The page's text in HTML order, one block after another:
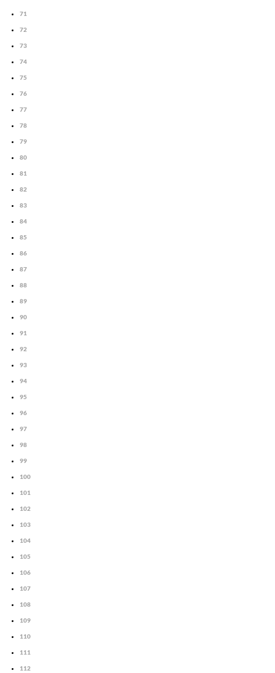
71
72
73
74
75
76
77
78
79
80
81
82
83
84
85
86
87
88
89
90
91
92
93
94
95
96
97
98
99
100
101
102
103
104
105
106
107
108
109
110
111
112